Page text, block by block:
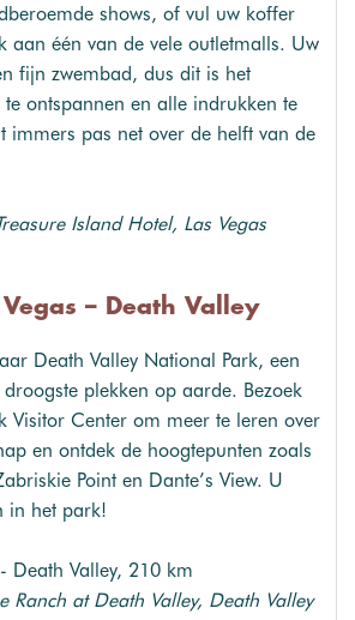
shows, of vul uw koffer
aan één van de vele outletmalls. Uw
fijn zwembad, dus dit is het
ontspannen en alle indrukken te
immers pas net over de helft van de
Island Hotel, Las Vegas
– Death Valley
Death Valley National Park, een
plekken op aarde. Bezoek
Visitor Center om meer te leren over
en ontdek de hoogtepunten zoals
Point en Dante’s View. U
in het park!
Death Valley, 210 km
Ranch at Death Valley, Death Valley